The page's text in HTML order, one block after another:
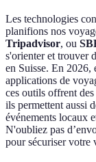
Les technologies
planifions nos
Tripadvisor, ou
s'orienter et trouver
en Suisse. En 2026,
applications de
ces outils offrent
ils permettent aussi
événements locaux
N'oubliez pas
pour sécuriser votre